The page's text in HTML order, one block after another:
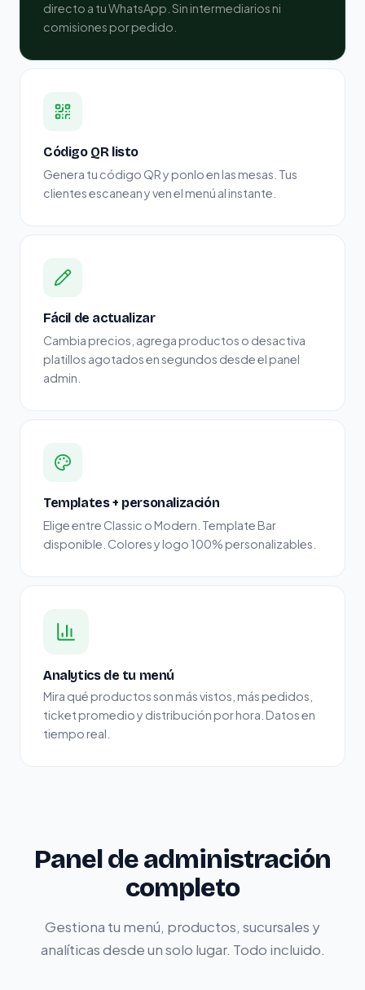
directo a tu WhatsApp. Sin intermediarios ni
comisiones por pedido.
Código QR listo
Genera tu código QR y ponlo en las mesas. Tus
clientes escanean y ven el menú al instante.
Fácil de actualizar
Cambia precios, agrega productos o desactiva
platillos agotados en segundos desde el panel
admin.
Templates + personalización
Elige entre Classic o Modern. Template Bar
disponible. Colores y logo 100% personalizables.
Analytics de tu menú
Mira qué productos son más vistos, más pedidos,
ticket promedio y distribución por hora. Datos en
tiempo real.
Panel de administración
completo
Gestiona tu menú, productos, sucursales y
analíticas desde un solo lugar. Todo incluido.